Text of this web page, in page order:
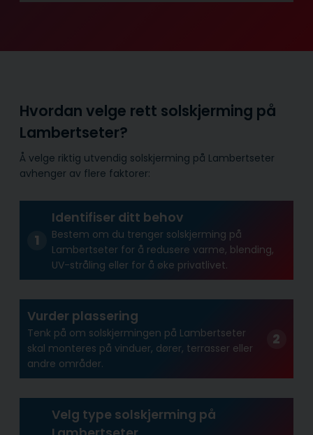
Hvordan velge rett solskjerming på
Lambertseter?
Å velge riktig utvendig solskjerming på Lambertseter
avhenger av flere faktorer:
Identifiser ditt behov
Bestem om du trenger solskjerming på
Lambertseter for å redusere varme, blending,
UV-stråling eller for å øke privatlivet.
Vurder plassering
Tenk på om solskjermingen på Lambertseter
skal monteres på vinduer, dører, terrasser eller
andre områder.
Velg type solskjerming på